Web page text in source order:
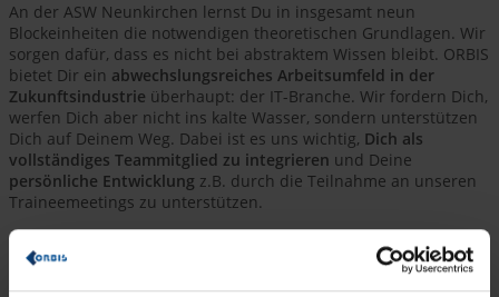
An der ASW Neunkirchen lernst Du in insgesamt neun
Blockeinheiten die notwendigen theoretischen Grundlagen. Wir
sorgen dafür, dass es nicht bei abstraktem Wissen bleibt. ORBIS
bietet Dir ein abwechslungsreiches Arbeitsumfeld in der
Zukunftsindustrie überhaupt: der IT-Branche. Wir fordern Dich,
werfen Dich aber nicht ins kalte Wasser, sondern unterstützen
Dich auf Deinem Weg. Dabei ist es uns wichtig, Dich als
vollständiges Teammitglied zu integrieren und Deine
persönliche Entwicklung z.B. durch die Teilnahme an unseren
Traineemeetings zu unterstützen.
Und weil niemand von Luft und Liebe alleine leben kann,
übernehmen wir nicht nur die Studiengebühren
, sondern